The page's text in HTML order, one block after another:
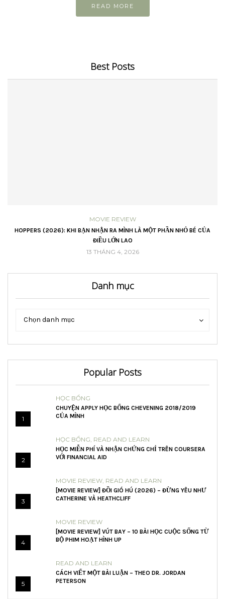
READ MORE
Best Posts
MOVIE REVIEW
HOPPERS (2026): KHI BẠN NHẬN RA MÌNH LÀ MỘT PHẦN NHỎ BÉ CỦA
ĐIỀU LỚN LAO
13 THÁNG 4, 2026
Danh mục
Chọn danh mục
Danh
Popular Posts
1
HỌC BỔNG
CHUYỆN APPLY HỌC BỔNG CHEVENING 2018/2019
CỦA MÌNH
2
HỌC BỔNG READ AND LEARN
HỌC MIỄN PHÍ VÀ NHẬN CHỨNG CHỈ TRÊN COURSERA
VỚI FINANCIAL AID
3
MOVIE REVIEW READ AND LEARN
[MOVIE REVIEW] ĐỒI GIÓ HÚ (2026) – ĐỪNG YÊU NHƯ
CATHERINE VÀ HEATHCLIFF
4
MOVIE REVIEW
[MOVIE REVIEW] VÚT BAY – 10 BÀI HỌC CUỘC SỐNG TỪ
BỘ PHIM HOẠT HÌNH UP
5
READ AND LEARN
CÁCH VIẾT MỘT BÀI LUẬN – THEO DR. JORDAN
PETERSON